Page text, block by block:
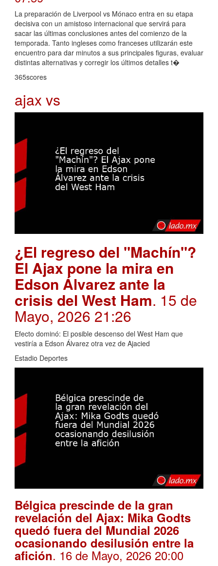
La preparación de Liverpool vs Mónaco entra en su etapa
decisiva con un amistoso internacional que servirá para
sacar las últimas conclusiones antes del comienzo de la
temporada. Tanto ingleses como franceses utilizarán este
encuentro para dar minutos a sus principales figuras, evaluar
distintas alternativas y corregir los últimos detalles t�
365scores
ajax vs
¿El regreso del "Machín"?
El Ajax pone la mira en
Edson Álvarez ante la
crisis del West Ham. 15 de
Mayo, 2026 21:26
Efecto dominó: El posible descenso del West Ham que
vestiría a Edson Álvarez otra vez de Ajacied
Estadio Deportes
Bélgica prescinde de la gran
revelación del Ajax: Mika Godts
quedó fuera del Mundial 2026
ocasionando desilusión entre la
afición. 16 de Mayo, 2026 20:00